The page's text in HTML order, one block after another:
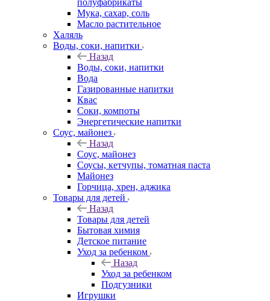
полуфабрикаты
Мука, сахар, соль
Масло растительное
Халяль
Воды, соки, напитки
Назад
Воды, соки, напитки
Вода
Газированные напитки
Квас
Соки, компоты
Энергетические напитки
Соус, майонез
Назад
Соус, майонез
Соусы, кетчупы, томатная паста
Майонез
Горчица, хрен, аджика
Товары для детей
Назад
Товары для детей
Бытовая химия
Детское питание
Уход за ребенком
Назад
Уход за ребенком
Подгузники
Игрушки